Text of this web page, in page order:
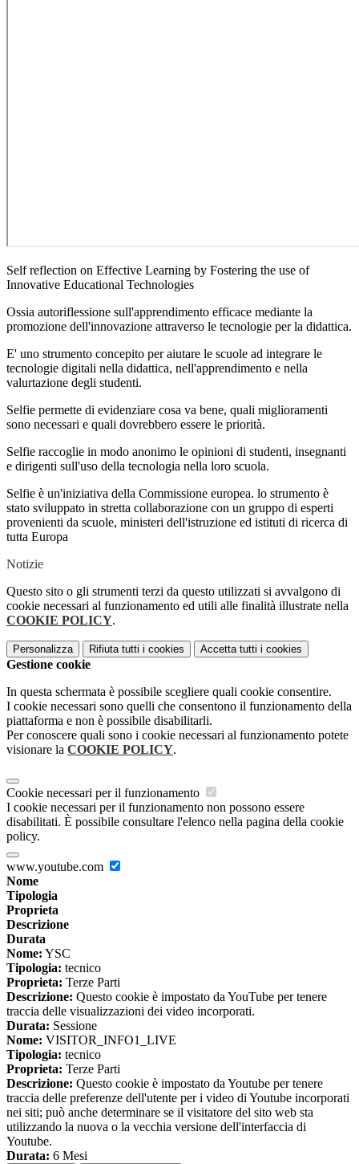
Self reflection on Effective Learning by Fostering the use of
Innovative Educational Technologies
Ossia autoriflessione sull'apprendimento efficace mediante la
promozione dell'innovazione attraverso le tecnologie per la didattica.
E' uno strumento concepito per aiutare le scuole ad integrare le
tecnologie digitali nella didattica, nell'apprendimento e nella
valurtazione degli studenti.
Selfie permette di evidenziare cosa va bene, quali miglioramenti
sono necessari e quali dovrebbero essere le priorità.
Selfie raccoglie in modo anonimo le opinioni di studenti, insegnanti
e dirigenti sull'uso della tecnologia nella loro scuola.
Selfie è un'iniziativa della Commissione europea. lo strumento è
stato sviluppato in stretta collaborazione con un gruppo di esperti
provenienti da scuole, ministeri dell'istruzione ed istituti di ricerca di
tutta Europa
Notizie
Questo sito o gli strumenti terzi da questo utilizzati si avvalgono di
cookie necessari al funzionamento ed utili alle finalità illustrate nella
COOKIE POLICY.
Personalizza Rifiuta tutti i cookies Accetta tutti i cookies
Gestione cookie
In questa schermata è possibile scegliere quali cookie consentire.
I cookie necessari sono quelli che consentono il funzionamento della
piattaforma e non è possibile disabilitarli.
Per conoscere quali sono i cookie necessari al funzionamento potete
visionare la COOKIE POLICY.
Cookie necessari per il funzionamento
I cookie necessari per il funzionamento non possono essere
disabilitati. È possibile consultare l'elenco nella pagina della cookie
policy.
www.youtube.com
Nome
Tipologia
Proprieta
Descrizione
Durata
Nome: YSC
Tipologia: tecnico
Proprieta: Terze Parti
Descrizione: Questo cookie è impostato da YouTube per tenere
traccia delle visualizzazioni dei video incorporati.
Durata: Sessione
Nome: VISITOR_INFO1_LIVE
Tipologia: tecnico
Proprieta: Terze Parti
Descrizione: Questo cookie è impostato da Youtube per tenere
traccia delle preferenze dell'utente per i video di Youtube incorporati
nei siti; può anche determinare se il visitatore del sito web sta
utilizzando la nuova o la vecchia versione dell'interfaccia di
Youtube.
Durata: 6 Mesi